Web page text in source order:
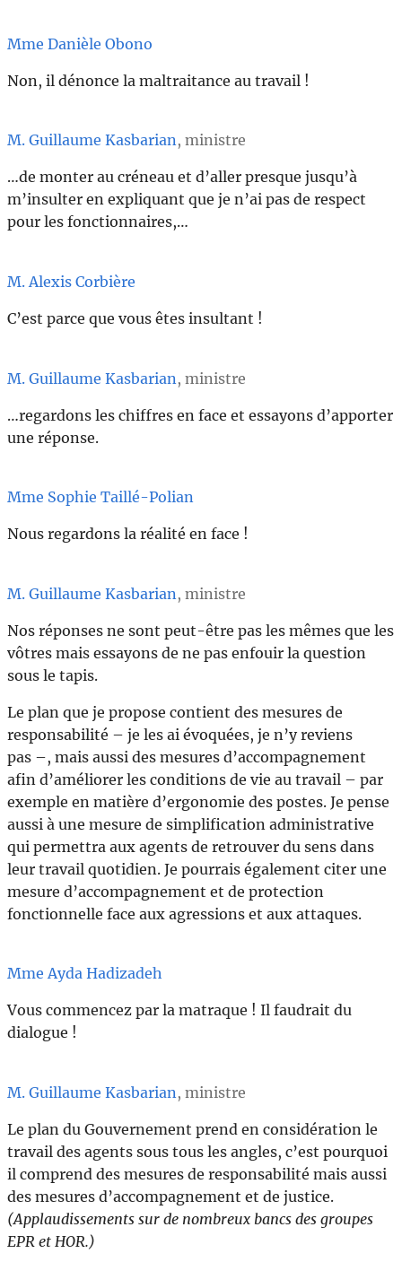
Mme Danièle Obono
Non, il dénonce la maltraitance au travail !
M. Guillaume Kasbarian, ministre
…de monter au créneau et d’aller presque jusqu’à
m’insulter en expliquant que je n’ai pas de respect
pour les fonctionnaires,…
M. Alexis Corbière
C’est parce que vous êtes insultant !
M. Guillaume Kasbarian , ministre
…regardons les chiffres en face et essayons d’apporter
une réponse.
Mme Sophie Taillé-Polian
Nous regardons la réalité en face !
M. Guillaume Kasbarian , ministre
Nos réponses ne sont peut-être pas les mêmes que les
vôtres mais essayons de ne pas enfouir la question
sous le tapis.
Le plan que je propose contient des mesures de
responsabilité – je les ai évoquées, je n’y reviens
pas –, mais aussi des mesures d’accompagnement
afin d’améliorer les conditions de vie au travail – par
exemple en matière d’ergonomie des postes. Je pense
aussi à une mesure de simplification administrative
qui permettra aux agents de retrouver du sens dans
leur travail quotidien. Je pourrais également citer une
mesure d’accompagnement et de protection
fonctionnelle face aux agressions et aux attaques.
Mme Ayda Hadizadeh
Vous commencez par la matraque ! Il faudrait du
dialogue !
M. Guillaume Kasbarian, ministre
Le plan du Gouvernement prend en considération le
travail des agents sous tous les angles, c’est pourquoi
il comprend des mesures de responsabilité mais aussi
des mesures d’accompagnement et de justice.
(Applaudissements sur de nombreux bancs des groupes
EPR et HOR.)